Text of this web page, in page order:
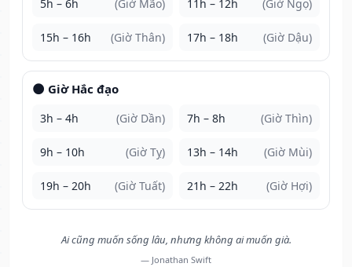
5h – 6h (Giờ Mão) 11h – 12h (Giờ Ngọ)
15h – 16h (Giờ Thân) 17h – 18h (Giờ Dậu)
🌑 Giờ Hắc đạo
3h – 4h (Giờ Dần) 7h – 8h (Giờ Thìn)
9h – 10h (Giờ Tỵ) 13h – 14h (Giờ Mùi)
19h – 20h (Giờ Tuất) 21h – 22h (Giờ Hợi)
Ai cũng muốn sống lâu, nhưng không ai muốn già.
— Jonathan Swift